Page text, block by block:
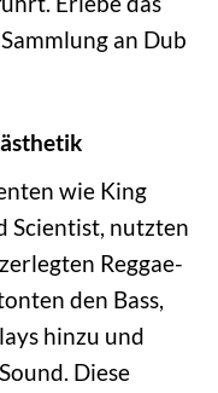
an Dub
wie King
Scientist, nutzten
Reggae-
den Bass,
hinzu und
Diese